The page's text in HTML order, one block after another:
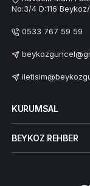
No:3/4 D:116
0533 767 59 59
KURUMSAL
BEYKOZ REHBER